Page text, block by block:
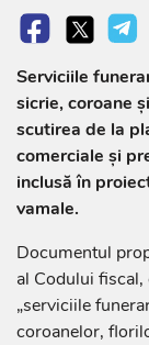
Serviciile
sicrie, coroane
scutirea de la
comerciale și
inclusă în
vamale.
Documentul
al Codului fiscal,
„serviciile
coroanelor,